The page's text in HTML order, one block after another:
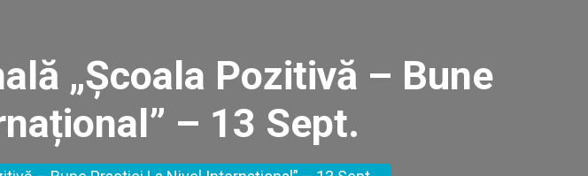
„Școala Pozitivă – Bune
– 13 Sept.